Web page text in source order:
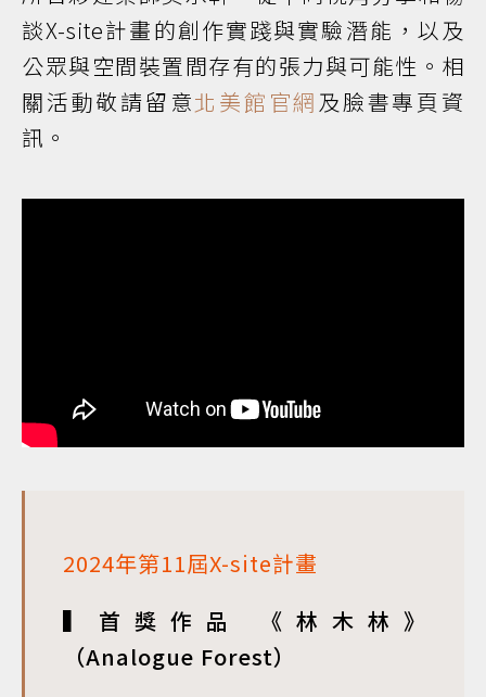
談X-site計畫的創作實踐與實驗潛能，以及
公眾與空間裝置間存有的張力與可能性。相
關活動敬請留意北美館官網 及臉書專頁資
訊。
2024年第11屆X-site計畫
▍首獎作品 《林木林》
（Analogue Forest）